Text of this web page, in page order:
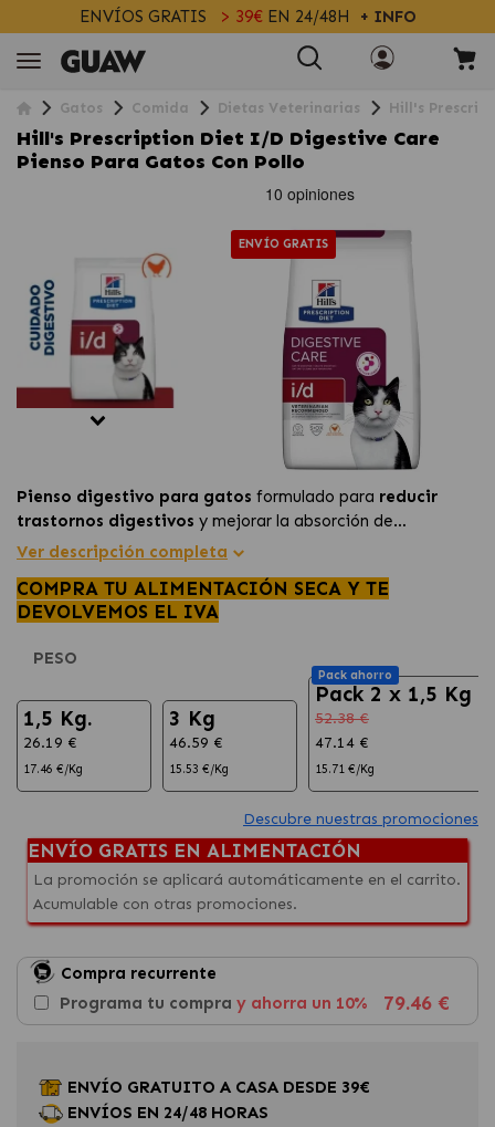
ENVÍOS GRATIS > 39€EN 24/48H + INFO
Gatos Comida Dietas Veterinarias Hill's
Hill's Prescription Diet I/d Digestive Care
Pienso Para Gatos Con Pollo
ENVÍO GRATIS
Pienso digestivo para gatos formulado para reducir
trastornos digestivos y mejorar la absorción de
nutrientes.
Ver descripción completa
COMPRA TU ALIMENTACIÓN SECA Y TE
DEVOLVEMOS EL IVA
PESO
1,5 Kg.
26.19 €
17.46 €/Kg
3 Kg
46.59 €
15.53 €/Kg
Pack ahorro
Pack 2 x 1,5 Kg
52.38 €
47.14 €
15.71 €/Kg
Descubre nuestras promociones
ENVÍO GRATIS EN ALIMENTACIÓN
La promoción se aplicará automáticamente en el carrito.
Acumulable con otras promociones.
Compra recurrente
Programa tu compra y ahorra un 10% 79.46 €
ENVÍO GRATUITO A CASA DESDE 39€
ENVÍOS EN 24/48 HORAS